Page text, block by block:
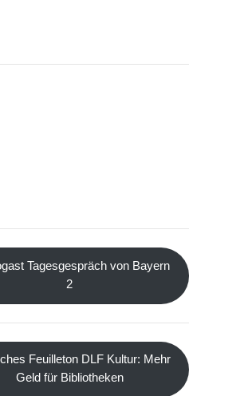
Tagesgespräch von Bayern
2
Feuilleton DLF Kultur: Mehr
Geld für Bibliotheken